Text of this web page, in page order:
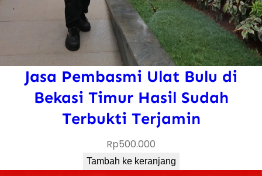
Jasa Pembasmi Ulat Bulu di
Bekasi Timur Hasil Sudah
Terbukti Terjamin
Rp500.000
Tambah ke keranjang